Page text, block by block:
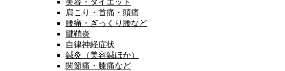
美容・ダイエット
肩こり・首痛・頭痛
腰痛・ぎっくり腰など
腱鞘炎
自律神経症状
鍼灸（美容鍼ほか）
関節痛・膝痛など